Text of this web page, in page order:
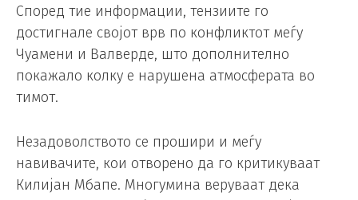
Според тие информации, тензиите го
достигнале својот врв по конфликтот меѓу
Чуамени и Валверде, што дополнително
покажало колку е нарушена атмосферата во
тимот.
Незадоволството се прошири и меѓу
навивачите, кои отворено да го критикуваат
Килијан Мбапе. Многумина веруваат дека